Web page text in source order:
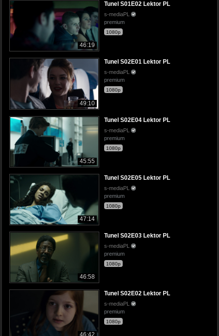
46:19
Tunel S01E02 Lektor PL
s-mediaPL
premium
1080p
49:10
Tunel S02E01 Lektor PL
s-mediaPL
premium
1080p
45:55
Tunel S02E04 Lektor PL
s-mediaPL
premium
1080p
47:14
Tunel S02E05 Lektor PL
s-mediaPL
premium
1080p
46:58
Tunel S02E03 Lektor PL
s-mediaPL
premium
1080p
46:42
Tunel S02E02 Lektor PL
s-mediaPL
premium
1080p